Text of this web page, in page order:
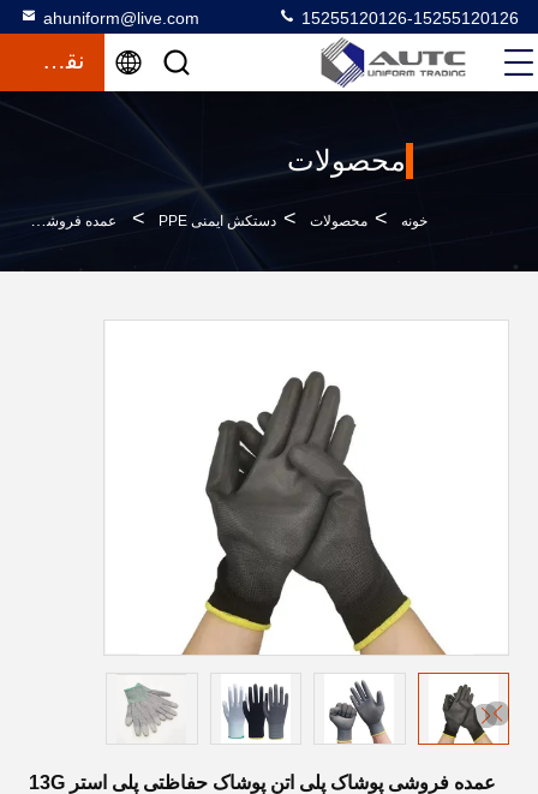
ahuniform@live.com 15255120126-15255120126
نقل قول
محصولات
خونه > محصولات > دستکش ایمنی PPE > عمده فروشی پوشاک پلی اتن پوشاک حفاظتی پلی استر 13G نیلونی ایمنی دست PU پوشاک پوشاک پوشاک پوشاک پوشاک پوشاک پوشاک پوشاک پوشاک پوشاک پوشاک پوشاک پوشاک پوشاک پوشاک پوشاک پوشاک پوشاک پوشاک پوشاک پوشاک پوشاک پوشاک پوشاک پوشاک پوشاک پوشاک پوشاک پوشاک پوشاک پوشاک پوشاک پوشاک پوشاک پوشاک پوشاک پوشاک پوشاک پوشاک پوشاک پوشاک پوشاک پوشاک پوشاک پوشاک پوشاک پوشاک پوشاک پوشاک پوشاک پوشاک پوشاک پوشاک پوشاک پوشاک پوشاک پوشاک پوشاک پوشاک پوشاک پوشاک پوشاک پوشاک پوشاک پوشاک پوشاک پوشاک پوشاک پوشاک پوشاک پوشاک پوش
عمده فروشی پوشاک پلی اتن پوشاک حفاظتی پلی استر 13G